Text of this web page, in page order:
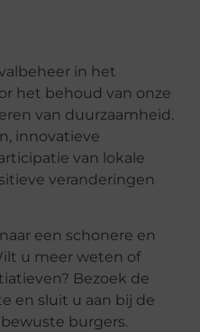
in het
het behoud van onze
van duurzaamheid.
innovatieve
van lokale
veranderingen
een schonere en
u meer weten of
Bezoek de
en sluit u aan bij de
burgers.